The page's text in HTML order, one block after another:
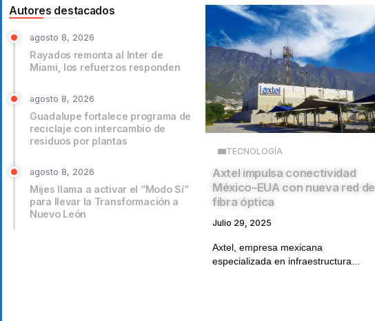
Autores destacados
agosto 8, 2026
Rayados remonta al Inter de
Miami, los refuerzos responden
agosto 8, 2026
Guadalupe fortalece programa de
reciclaje con intercambio de
residuos por plantas
agosto 8, 2026
Mijes llama a activar el “Modo Sí”
para llevar la Transformación a
Nuevo León
TECNOLOGÍA
Axtel impulsa conectividad
México–EUA con nueva red de
fibra óptica
Julio 29, 2025
Axtel, empresa mexicana
especializada en infraestructura...